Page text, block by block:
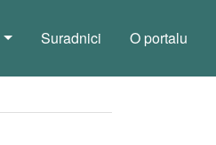
Suradnici O portalu